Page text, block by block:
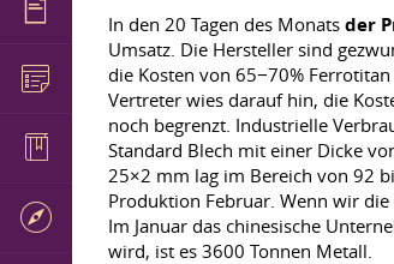
In den 20 Tagen des Monats der
Umsatz. Die Hersteller sind
die Kosten von 65−70%
Vertreter wies darauf hin, die
noch begrenzt. Industrielle
Standard Blech mit einer Dicke
25×2 mm lag im Bereich von 92
Produktion Februar. Wenn wir
Im Januar das chinesische
wird, ist es 3600 Tonnen Metall.